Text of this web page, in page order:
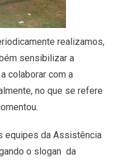
realizamos,
sensibilizar a
colaborar com a
no que se refere
equipes da Assistência
o slogan da